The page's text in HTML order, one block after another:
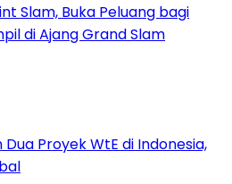
Slam, Buka Peluang bagi
di Ajang Grand Slam
Dua Proyek WtE di Indonesia,